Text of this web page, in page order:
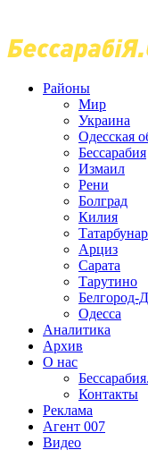
Районы
Мир
Украина
Одесская
Бессарабия
Измаил
Рени
Болград
Килия
Арциз
Сарата
Тарутино
Белгород-
Одесса
Аналитика
Архив
О нас
Контакты
Реклама
Агент 007
Видео